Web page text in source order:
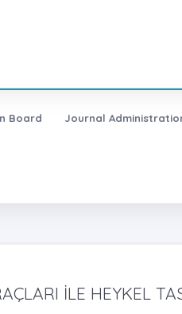
Board Journal
İLE HEYKEL